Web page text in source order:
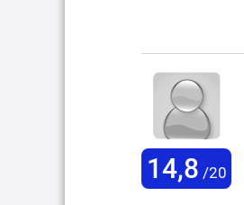
14,8 /20